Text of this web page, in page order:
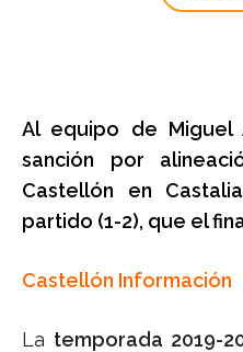
Al equipo de Miguel
sanción por
Castellón en
partido (1-2), que el
Castellón Información
La temporada 2019-